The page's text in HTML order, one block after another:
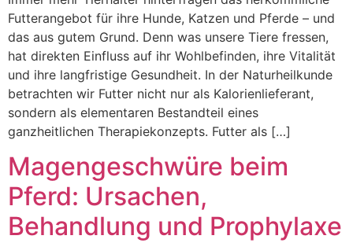
Futterangebot für ihre Hunde, Katzen und Pferde – und
das aus gutem Grund. Denn was unsere Tiere fressen,
hat direkten Einfluss auf ihr Wohlbefinden, ihre Vitalität
und ihre langfristige Gesundheit. In der Naturheilkunde
betrachten wir Futter nicht nur als Kalorienlieferant,
sondern als elementaren Bestandteil eines
ganzheitlichen Therapiekonzepts. Futter als […]
Magengeschwüre beim
Pferd: Ursachen,
Behandlung und Prophylaxe